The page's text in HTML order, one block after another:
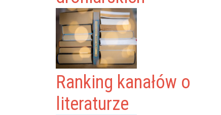
Ranking kanałów o
literaturze